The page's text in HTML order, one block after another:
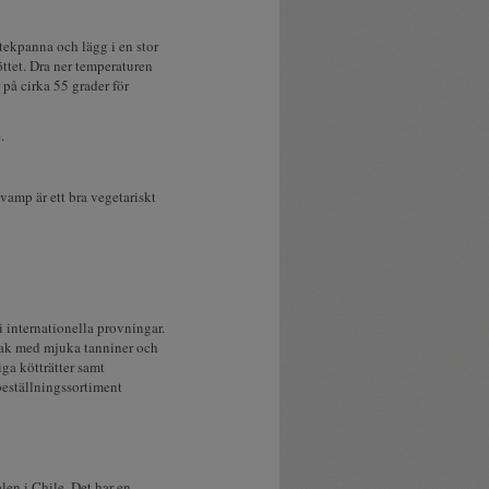
och lägg i en stor
Dra ner temperaturen
cirka 55 grader för
är ett bra vegetariskt
provningar.
med mjuka tanniner och
kötträtter samt